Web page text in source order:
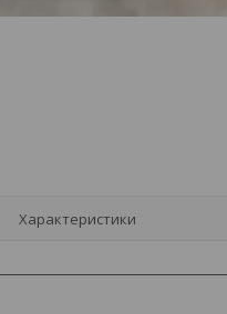
Характеристики